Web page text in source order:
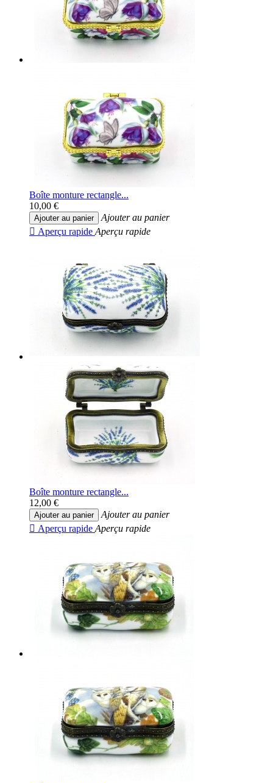
Boîte monture rectangle...
10,00 €
Ajouter au panier
Ajouter au panier
 Aperçu rapide Aperçu rapide
Boîte monture rectangle...
12,00 €
Ajouter au panier
Ajouter au panier
 Aperçu rapide Aperçu rapide